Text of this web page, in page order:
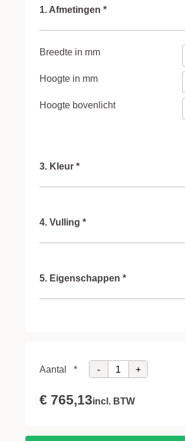
1. Afmetingen *
Breedte in mm
Hoogte in mm
Hoogte bovenlicht
3. Kleur *
4. Vulling *
5. Eigenschappen *
Inzet vliegenraam
Kruk
Aantal * - +
€ 765,13incl. BTW